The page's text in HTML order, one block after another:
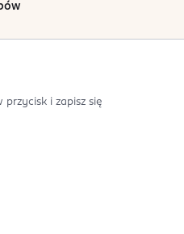
przycisk i zapisz się